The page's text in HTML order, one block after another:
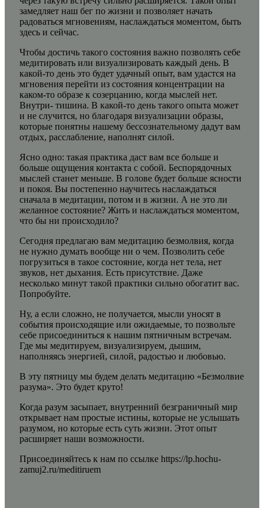
замедляет наш бег по жизни и позволяет начать
радоваться мгновениям, наслаждаться моментом, быть
здесь и сейчас.
Чтобы достичь такого состояния важно позволять себе
медитировать или визуализировать каждый день. В
какой-то день это будет удачный опыт, вам удастся на
мгновения перейти из состояния концентрации на
каком-то образе к созерцанию, когда мыслей нет.
Внутри- тишина. В какой-то день такого опыта может
и не случится, но благодаря визуализации образы,
которые понятны нашему бессознательному дадут вам
отдых, расслабление, наполнят силой.
Ясно одно: такая практика даст вам все больше и
больше ощущения контакта с собой. Беспорядочных
мыслей станет меньше. В голове будет больше ясности
и покоя. Вы постепенно научитесь наслаждаться
сначала в медитации, потом и в жизни. А не это ли
желанное состояние? Жить и наслаждаться моментом,
что бы ни происходило?
Сегодня предлагаю вам медитацию безмолвия, когда
не нужно думать вообще ни о чем. Позволить себе
погрузиться в такое состояние, когда нет тела, нет
звуков, нет дыхания. Есть присутствие. Даже
несколько минут такой практики сильно обогатит вас.
Попробуйте.
Ну, а если сложно, не получается, мысли уносят в
события происходящие или ожидаемые, то позвольте
себе присоединиться к нашим пятничным встречам.
Где мы медитируем, визуализируем, дышим,
наполняясь энергией, силой, радостью и любовью.
В эту пятницу мы будем делать медитацию «Безмолвие
разума». Это будет круто!
Когда разум засыпает, внутренний безграничный мир
открывает нам простые истины, которые не услышать
разумом, но которые есть суть жизни. Этот опыт
расширяет наши возможности.
Присоединяйтесь к нам по ссылке https://lp.hochu-
zamuj2.ru/meditiruem